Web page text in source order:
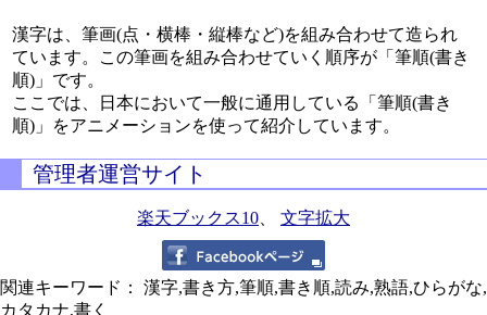
漢字は、筆画(点・横棒・縦棒など)を組み合わせて造られ
ています。この筆画を組み合わせていく順序が「筆順(書き
順)」です。
ここでは、日本において一般に通用している「筆順(書き
順)」をアニメーションを使って紹介しています。
管理者運営サイト
楽天ブックス10 文字拡大
関連キーワード： 漢字,書き方,筆順,書き順,読み,熟語,ひらがな,
カタカナ,書く